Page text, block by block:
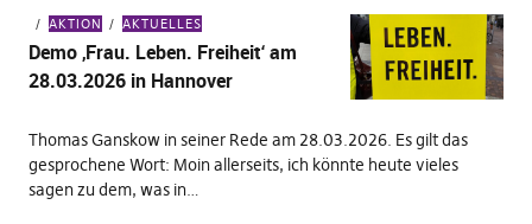
AKTION AKTUELLES
Demo ‚Frau. Leben. Freiheit‘ am
28.03.2026 in Hannover
Thomas Ganskow in seiner Rede am 28.03.2026. Es gilt das
gesprochene Wort: Moin allerseits, ich könnte heute vieles
sagen zu dem, was in…